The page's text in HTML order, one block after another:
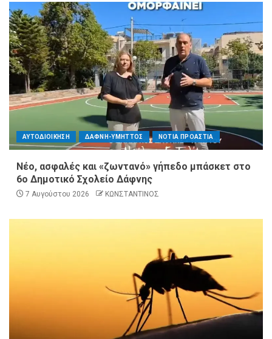
ΑΥΤΟΔΙΟΙΚΗΣΗ ΔΑΦΝΗ-ΥΜΗΤΤΟΣ ΝΟΤΙΑ ΠΡΟΑΣΤΙΑ
Νέο, ασφαλές και «ζωντανό» γήπεδο μπάσκετ στο
6ο Δημοτικό Σχολείο Δάφνης
7 Αυγούστου 2026 ΚΩΝΣΤΑΝΤΙΝΟΣ